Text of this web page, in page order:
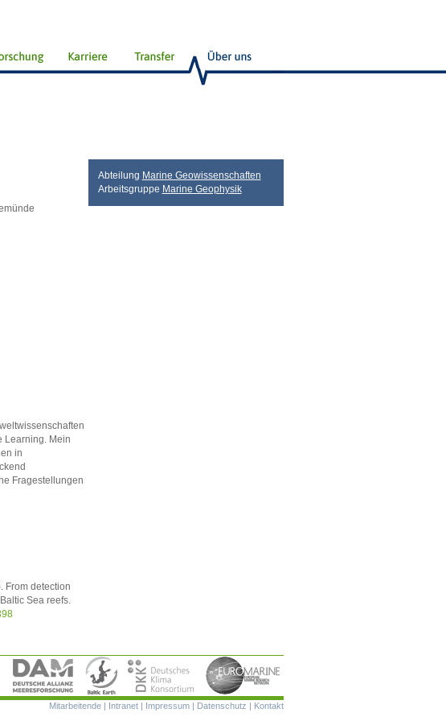
Learning. Mein
in
Fragestellungen
From detection
Sea reefs.
Abteilung Marine Geowissenschaften
Arbeitsgruppe Marine Geophysik
Navigation
Mitarbeitende | Intranet | Impressum | Datenschutz | Kontakt